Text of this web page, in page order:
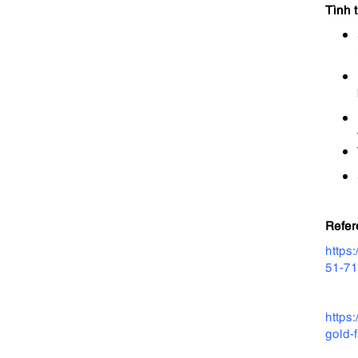
Tình
51-
gold-